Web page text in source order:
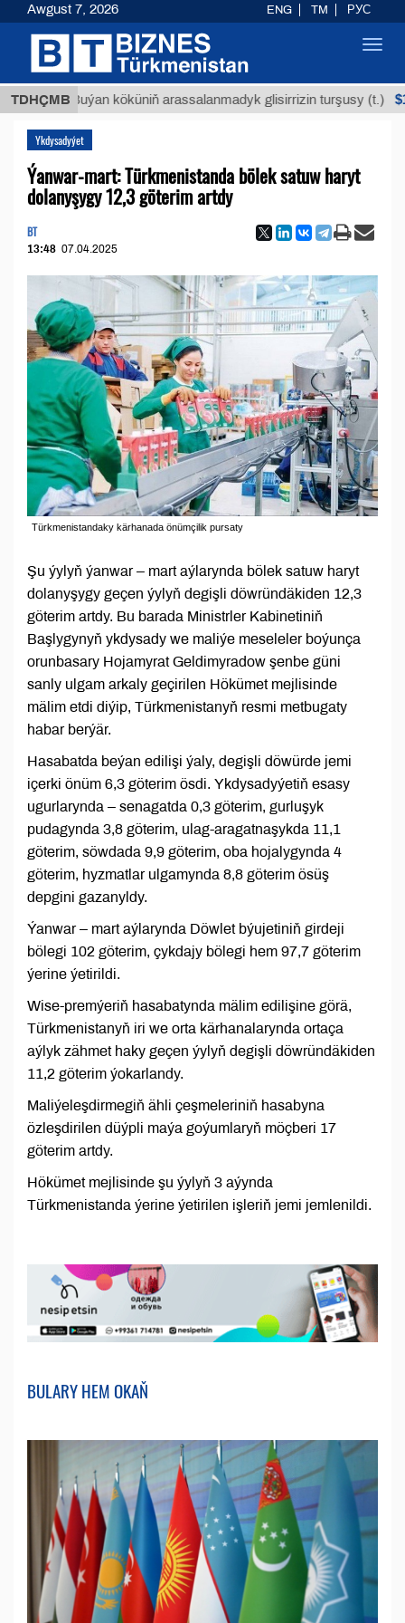
TDHÇMB
Buýan köküniň arassalanmadyk glisirrizin turşusy (t.)
Ykdysadyýet
Ýanwar-mart: Türkmenistanda bölek satuw haryt
dolanyşygy 12,3 göterim artdy
BT
13:48 07.04.2025
Türkmenistandaky kärhanada önümçilik pursaty
Şu ýylyň ýanwar – mart aýlarynda bölek satuw haryt
dolanyşygy geçen ýylyň degişli döwründäkiden 12,3
göterim artdy. Bu barada Ministrler Kabinetiniň
Başlygynyň ykdysady we maliýe meseleler boýunça
orunbasary Hojamyrat Geldimyradow şenbe güni
sanly ulgam arkaly geçirilen Hökümet mejlisinde
mälim etdi diýip, Türkmenistanyň resmi metbugaty
habar berýär.
Hasabatda beýan edilişi ýaly, degişli döwürde jemi
içerki önüm 6,3 göterim ösdi. Ykdysadyýetiň esasy
ugurlarynda – senagatda 0,3 göterim, gurluşyk
pudagynda 3,8 göterim, ulag-aragatnaşykda 11,1
göterim, söwdada 9,9 göterim, oba hojalygynda 4
göterim, hyzmatlar ulgamynda 8,8 göterim ösüş
depgini gazanyldy.
Ýanwar – mart aýlarynda Döwlet býujetiniň girdeji
bölegi 102 göterim, çykdajy bölegi hem 97,7 göterim
ýerine ýetirildi.
Wise-premýeriň hasabatynda mälim edilişine görä,
Türkmenistanyň iri we orta kärhanalarynda ortaça
aýlyk zähmet haky geçen ýylyň degişli döwründäkiden
11,2 göterim ýokarlandy.
Maliýeleşdirmegiň ähli çeşmeleriniň hasabyna
özleşdirilen düýpli maýa goýumlaryň möçberi 17
göterim artdy.
Hökümet mejlisinde şu ýylyň 3 aýynda
Türkmenistanda ýerine ýetirilen işleriň jemi jemlenildi.
BULARY HEM OKAŇ
Awgust 7, 2026 ENG TM РУС